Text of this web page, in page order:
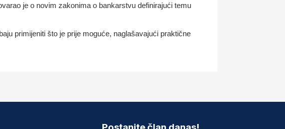
je o novim zakonima o bankarstvu definirajući temu
primijeniti što je prije moguće, naglašavajući praktične